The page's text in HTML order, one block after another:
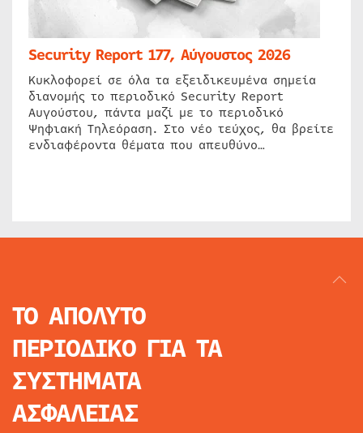
Security Report 177, Αύγουστος 2026
Κυκλοφορεί σε όλα τα εξειδικευμένα σημεία
διανομής το περιοδικό Security Report
Αυγούστου, πάντα μαζί με το περιοδικό
Ψηφιακή Τηλεόραση. Στο νέο τεύχος, θα βρείτε
ενδιαφέροντα θέματα που απευθύνο…
ΤΟ ΑΠΟΛΥΤΟ
ΠΕΡΙΟΔΙΚΟ ΓΙΑ ΤΑ
ΣΥΣΤΗΜΑΤΑ
ΑΣΦΑΛΕΙΑΣ